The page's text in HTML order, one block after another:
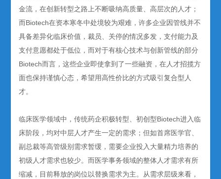
金流，在创新转型之路上不断吸纳高质量、高层次的人才；
而Biotech在资本寒冬中处境较为艰难，许多企业因管线并不
具备差异化临床价值，裁员、关停的情况多发，支付能力及
支付意愿都处于低位，而对于有核心技术与创新管线的部分
Biotech而言，这些企业即使拿到了一些融资，在人才招揽方
面也保持谨慎心态，希望用高性价比的方式吸引复合型人
才。
临床医学领域中，传统药企积极转型、初创型Biotech进入临
床阶段，均对中层人才产生一定的需求；但如首席医学官、
副总裁等高管级别需求暂缓，需要企业投入大量精力培养的
初级人才需求也较少。而医学事务领域的整体人才需求有所
缩减，目前释放的岗位以替换需求为主。从需求层级来看，